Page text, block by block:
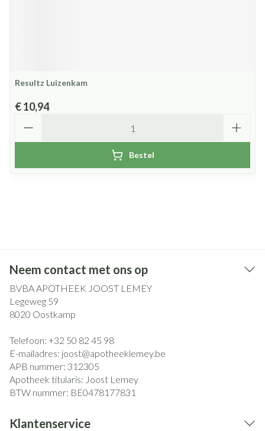
Resultz Luizenkam
€ 10,94
Bestel
Neem contact met ons op
BVBA APOTHEEK JOOST LEMEY
Legeweg 59
8020 Oostkamp
Telefoon: +32 50 82 45 98
E-mailadres: joost@apotheeklemey.be
APB nummer: 312305
Apotheek titularis: Joost Lemey
BTW nummer: BE0478177831
Klantenservice